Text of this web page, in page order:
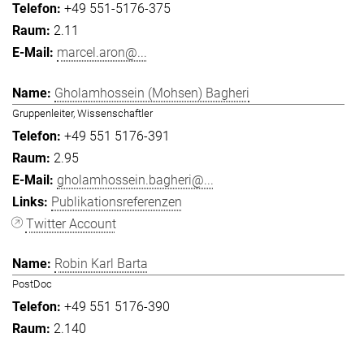
+49 551-5176-375
2.11
marcel.aron@...
Gholamhossein (Mohsen) Bagheri
Gruppenleiter, Wissenschaftler
+49 551 5176-391
2.95
gholamhossein.bagheri@...
Publikationsreferenzen
Twitter Account
Robin Karl Barta
PostDoc
+49 551 5176-390
2.140